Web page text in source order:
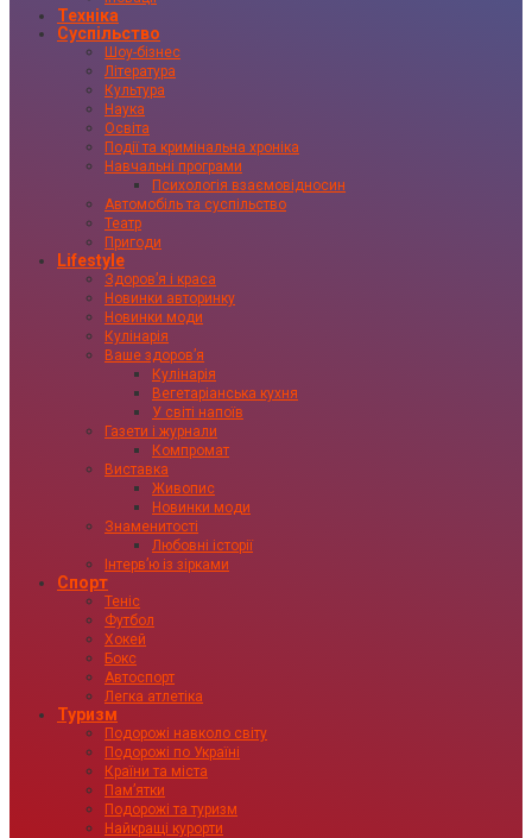
Техніка
Суспільство
Шоу-бізнес
Література
Культура
Наука
Освіта
Події та кримінальна хроніка
Навчальні програми
Психологія взаємовідносин
Автомобіль та суспільство
Театр
Пригоди
Lifestyle
Здоровʼя і краса
Новинки авторинку
Новинки моди
Кулінарія
Ваше здоровʼя
Кулінарія
Вегетаріанська кухня
У світі напоїв
Газети і журнали
Компромат
Виставка
Живопис
Новинки моди
Знаменитості
Любовні історії
Інтервʼю із зірками
Спорт
Теніс
Футбол
Хокей
Бокс
Автоспорт
Легка атлетіка
Туризм
Подорожі навколо світу
Подорожі по Україні
Країни та міста
Пам’ятки
Подорожі та туризм
Найкращі курорти